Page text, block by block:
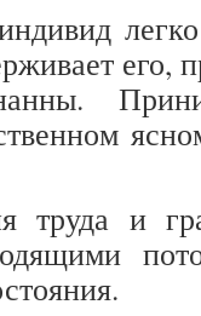
легко
его,
труда и